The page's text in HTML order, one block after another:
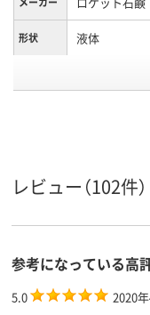
形状 液体
レビュー（102件）
参考になっている高
5.0
2020